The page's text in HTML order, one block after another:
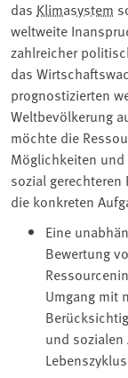
das Klimasystem
weltweite
zahlreicher
das
prognostizierten
Weltbevölkerung
möchte die
Möglichkeiten und
sozial
die konkreten
Eine
Bewertung
Umgang mit
und sozialen
Lebenszyklus